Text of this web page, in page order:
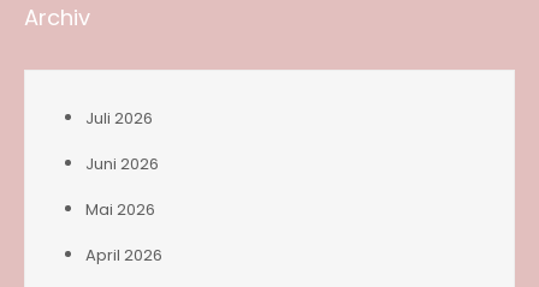
Archiv
Juli 2026
Juni 2026
Mai 2026
April 2026